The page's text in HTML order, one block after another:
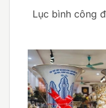
Lục bình công